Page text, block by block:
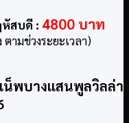
หัสบดี : 4800 บาท
ามช่วงระยะเวลา)
น็พบางแสนพูลวิลล่า